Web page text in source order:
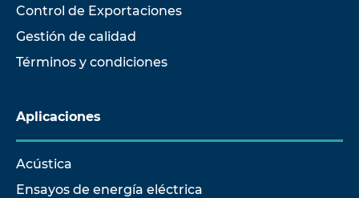
Control de Exportaciones
Gestión de calidad
Términos y condiciones
Aplicaciones
Acústica
Ensayos de energía eléctrica